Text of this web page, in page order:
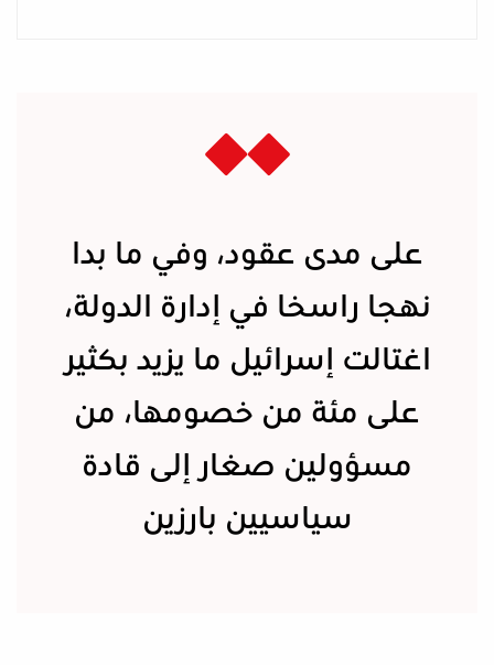
على مدى عقود، وفي ما بدا
نهجا راسخا في إدارة الدولة،
اغتالت إسرائيل ما يزيد بكثير
على مئة من خصومها، من
مسؤولين صغار إلى قادة
سياسيين بارزين